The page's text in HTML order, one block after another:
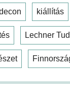
kiállítás
Lechner